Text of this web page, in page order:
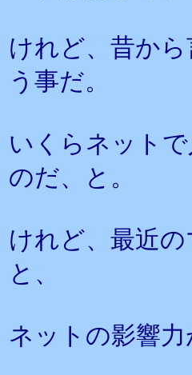
けれど、昔か
う事だ。
いくらネット
のだ、と。
けれど、最近
と、
ネットの影響